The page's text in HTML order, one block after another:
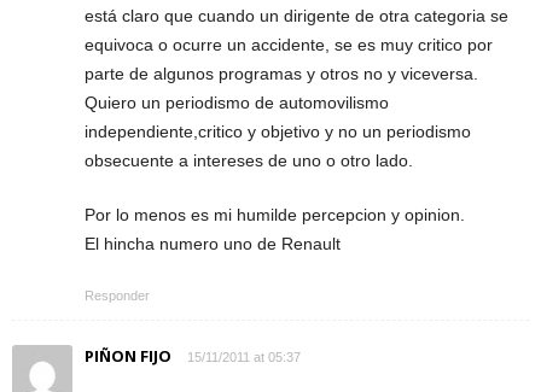
está claro que cuando un dirigente de otra categoria se
equivoca o ocurre un accidente, se es muy critico por
parte de algunos programas y otros no y viceversa.
Quiero un periodismo de automovilismo
independiente,critico y objetivo y no un periodismo
obsecuente a intereses de uno o otro lado.
Por lo menos es mi humilde percepcion y opinion.
El hincha numero uno de Renault
Responder
PIÑON FIJO 15/11/2011 at 05:37